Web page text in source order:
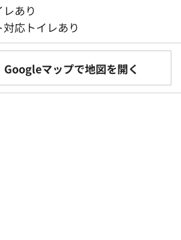
あり
応トイレあり
Googleマップで地図を開く